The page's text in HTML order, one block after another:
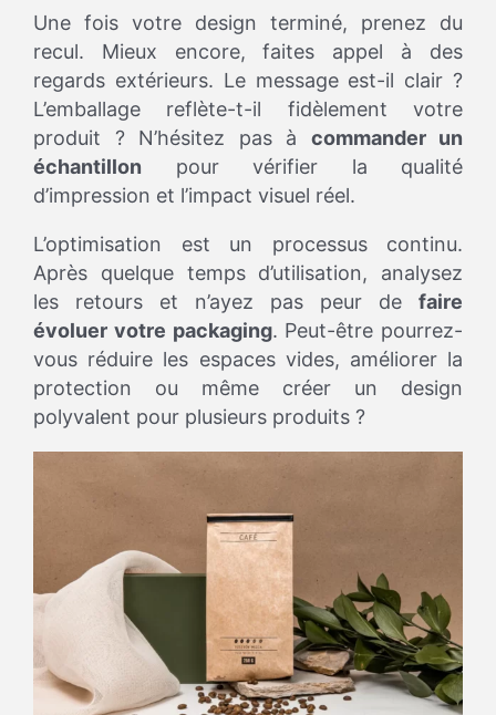
Une fois votre design terminé, prenez du
recul. Mieux encore, faites appel à des
regards extérieurs. Le message est-il clair ?
L’emballage reflète-t-il fidèlement votre
produit ? N’hésitez pas à commander un
échantillon pour vérifier la qualité
d’impression et l’impact visuel réel.
L’optimisation est un processus continu.
Après quelque temps d’utilisation, analysez
les retours et n’ayez pas peur de faire
évoluer votre packaging. Peut-être pourrez-
vous réduire les espaces vides, améliorer la
protection ou même créer un design
polyvalent pour plusieurs produits ?